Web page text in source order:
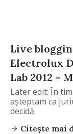
Live
Electrolux
Lab 2012 –
Later edit: În
aşteptam ca
decidă
Citește mai